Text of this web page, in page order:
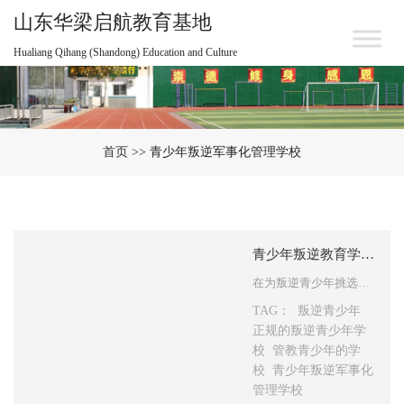
山东华梁启航教育基地
Hualiang Qihang (Shandong) Education and Culture
首页 >> 青少年叛逆军事化管理学校
青少年叛逆教育学校哪个好
在为叛逆青少年挑选教育学校时，不少家长常被五花八门的宣传信息干扰，难以精准判断学校的真实实力。事实上，无论宣传话术多么亮眼，一所正规的叛逆教育学校，都必须满足三项基础条件，这三者缺一不可。本文将详细拆解这三项关键条件，帮助家长建立明确的选校底线，避免因盲目妥协而耽误青少年成长。 一…
TAG：
叛逆青少年
正规的叛逆青少年学
校
管教青少年的学
校 青少年叛逆军事化
管理学校